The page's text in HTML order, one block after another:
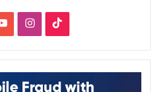
YouTubeInstagram